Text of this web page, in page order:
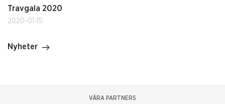
Travgala 2020
2020-01-15
Nyheter
VÅRA PARTNERS